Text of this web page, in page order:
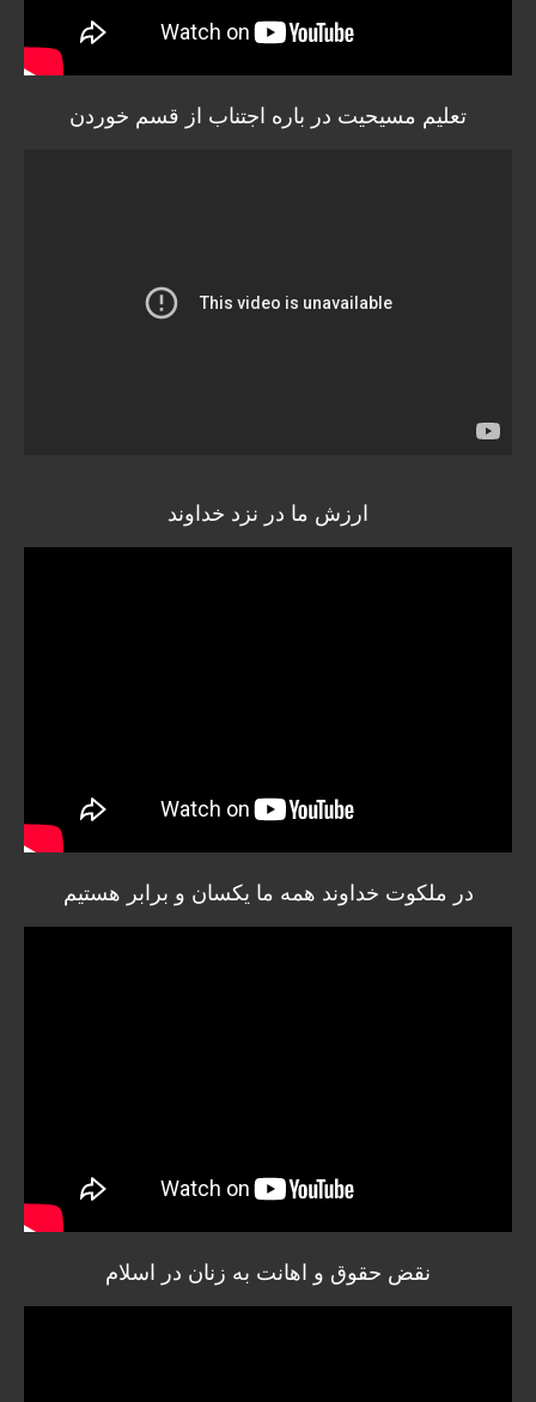
تعلیم مسیحیت در باره اجتناب از قسم خوردن
ارزش ما در نزد خداوند
در ملکوت خداوند همه ما یکسان و برابر هستیم
نقض حقوق و اهانت به زنان در اسلام